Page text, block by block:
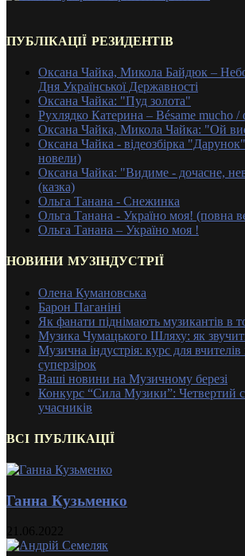
ПУБЛІКАЦІЇ РЕЗИДЕНТІВ
Оксана Чайка, Микола Байдюк –
Дня Української Державності
Оксана Чайка: "Пуд золота"
Рухлядко Катерина – Bésame mucho /
Оксана Чайка, Микола Чайка: "Ой
Оксана Чайка - відеозбірка "Дарунок"
новели)
Оксана Чайка: "Видиме - дочасне,
(казка)
Ольга Танана - Снежинка
Ольга Танана - Україно моя! (повна
Ольга Танана – Україно моя !
НОВИНИ МУЗІНДУСТРІЇ
Олена Кумановська
Барон Паганіні
Як фанати піднімають музикантів в
Музика Чумацького Шляху: як
Музична індустрія: курс для вчителів
суперзірок
Ваші новини на Музичному березі
Конкурс “Сила Музики”: Четвертий
учасників
ВСІ ПУБЛІКАЦІЇ
Ганна Кузьменко